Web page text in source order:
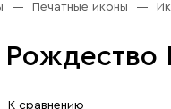
Печатные иконы
К сравнению